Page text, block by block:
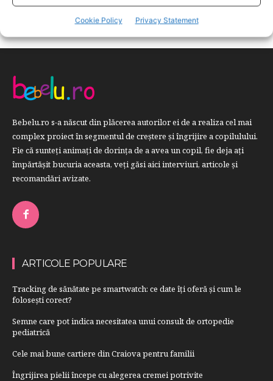
Cookie Policy Privacy Statement
Bebelu.ro s-a născut din plăcerea autorilor ei de a realiza cel mai
complex proiect în segmentul de creştere şi îngrijire a copilulului.
Fie că sunteţi animaţi de dorinţa de a avea un copil, fie deja aţi
împărtăşit bucuria aceasta, veți găsi aici interviuri, articole şi
recomandări avizate.
ARTICOLE POPULARE
Tracking de sănătate pe smartwatch: ce date îți oferă și cum le
folosești corect?
Semne care pot indica necesitatea unui consult de ortopedie
pediatrică
Cele mai bune cartiere din Craiova pentru familii
Îngrijirea pielii începe cu alegerea cremei potrivite